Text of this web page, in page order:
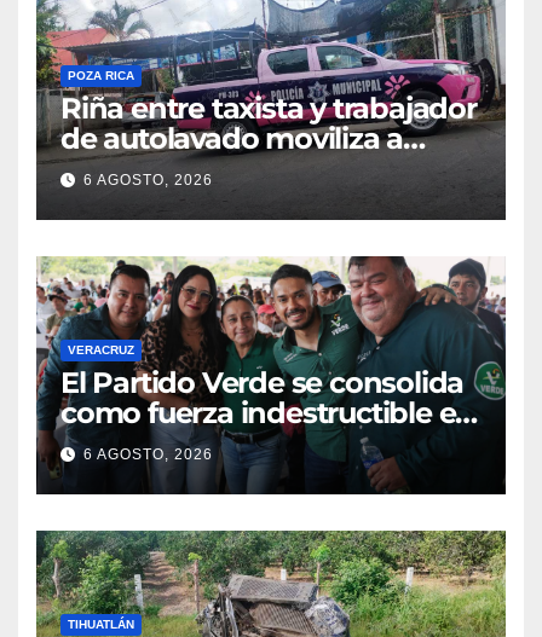
POZA RICA
Riña entre taxista y trabajador
de autolavado moviliza a
policías en Poza Rica
6 AGOSTO, 2026
VERACRUZ
​El Partido Verde se consolida
como fuerza indestructible en
la zona norte de Veracruz
6 AGOSTO, 2026
TIHUATLÁN